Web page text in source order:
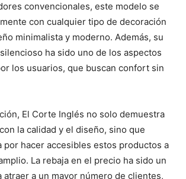
convencionales, este modelo se
con cualquier tipo de decoración
minimalista y moderno. Además, su
ha sido uno de los aspectos
los usuarios, que buscan confort sin
El Corte Inglés no solo demuestra
la calidad y el diseño, sino que
por hacer accesibles estos productos a
La rebaja en el precio ha sido un
atraer a un mayor número de clientes,